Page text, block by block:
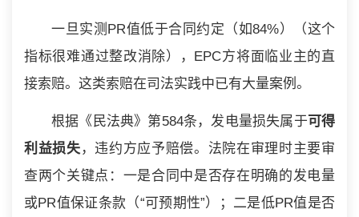
一旦实测PR值低于合同约定（如84%）（这个
指标很难通过整改消除），EPC方将面临业主的直
接索赔。这类索赔在司法实践中已有大量案例。
根据《民法典》第584条，发电量损失属于可得
利益损失 ，违约方应予赔偿。法院在审理时主要审
查两个关键点：一是合同中是否存在明确的发电量
或PR值保证条款（“可预期性”）；二是低PR值是否